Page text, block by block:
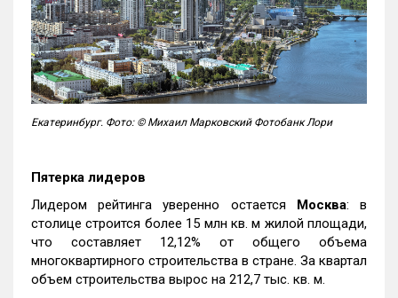
Екатеринбург. Фото: © Михаил Марковский Фотобанк Лори
Пятерка лидеров
Лидером рейтинга уверенно остается Москва: в
столице строится более 15 млн кв. м жилой площади,
что составляет 12,12% от общего объема
многоквартирного строительства в стране. За квартал
объем строительства вырос на 212,7 тыс. кв. м.